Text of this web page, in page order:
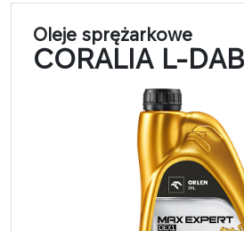
Oleje sprężarkowe
CORALIA L-DAB